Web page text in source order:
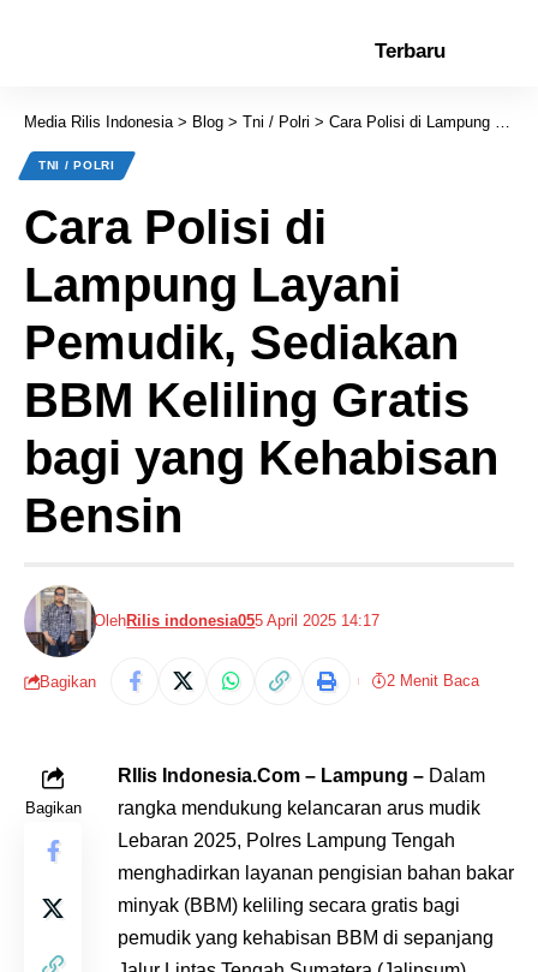
Terbaru
Media Rilis Indonesia> Blog > Tni / Polri > Cara Polisi di Lampung Layani Pemudik, Sediakan BBM Keliling Gratis bagi yang Kehabisan Bensin
TNI / POLRI
Cara Polisi di
Lampung Layani
Pemudik, Sediakan
BBM Keliling Gratis
bagi yang Kehabisan
Bensin
OlehRilis indonesia055 April 2025 14:17
Bagikan 2 Menit Baca
Bagikan
RIlis Indonesia.Com – Lampung – Dalam
rangka mendukung kelancaran arus mudik
Lebaran 2025, Polres Lampung Tengah
menghadirkan layanan pengisian bahan bakar
minyak (BBM) keliling secara gratis bagi
pemudik yang kehabisan BBM di sepanjang